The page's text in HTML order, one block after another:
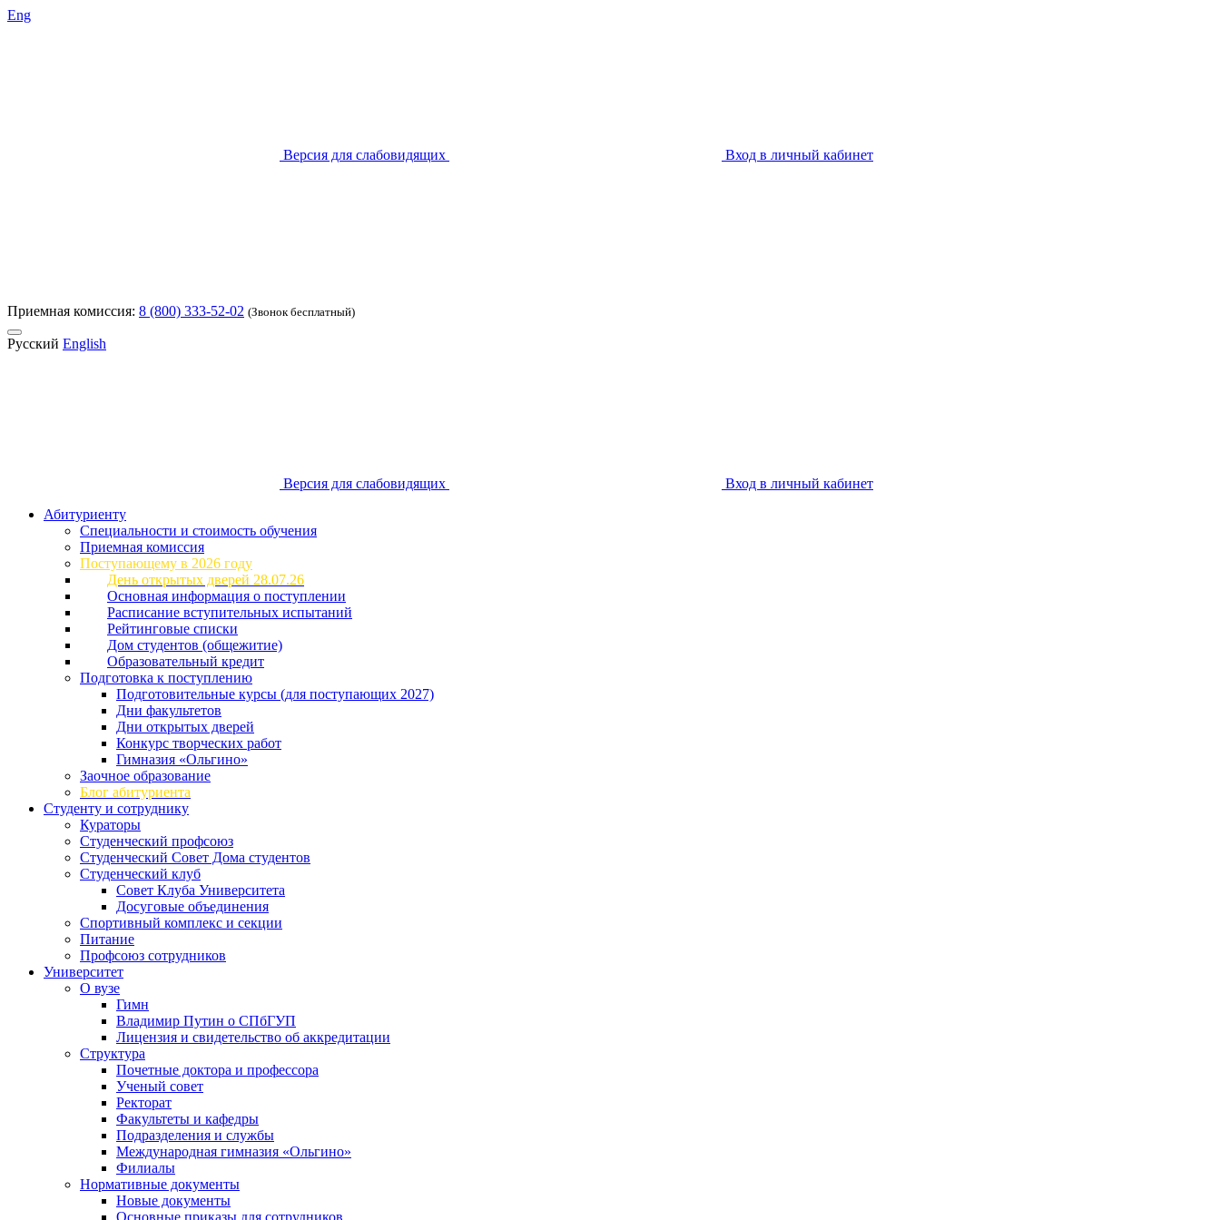
Eng
Версия для слабовидящих Вход в личный кабинет
Приемная комиссия: 8 (800) 333-52-02 (Звонок бесплатный)
Русский English
Версия для слабовидящих
Вход в личный кабинет
Абитуриенту
Специальности и стоимость обучения
Приемная комиссия
Поступающему в 2026 году
День открытых дверей 28.07.26
Основная информация о поступлении
Расписание вступительных испытаний
Рейтинговые списки
Дом студентов (общежитие)
Образовательный кредит
Подготовка к поступлению
Подготовительные курсы (для поступающих 2027)
Дни факультетов
Дни открытых дверей
Конкурс творческих работ
Гимназия «Ольгино»
Заочное образование
Блог абитуриента
Студенту и сотруднику
Кураторы
Студенческий профсоюз
Студенческий Совет Дома студентов
Студенческий клуб
Совет Клуба Университета
Досуговые объединения
Спортивный комплекс и секции
Питание
Профсоюз сотрудников
Университет
О вузе
Гимн
Владимир Путин о СПбГУП
Лицензия и свидетельство об аккредитации
Структура
Почетные доктора и профессора
Ученый совет
Ректорат
Факультеты и кафедры
Подразделения и службы
Международная гимназия «Ольгино»
Филиалы
Нормативные документы
Новые документы
Основные приказы для сотрудников